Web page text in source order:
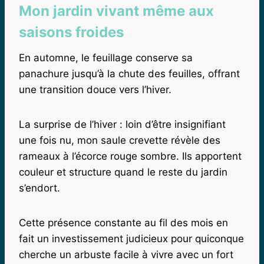
Mon jardin vivant même aux
saisons froides
En automne, le feuillage conserve sa
panachure jusqu’à la chute des feuilles, offrant
une transition douce vers l’hiver.
La surprise de l’hiver : loin d’être insignifiant
une fois nu, mon saule crevette révèle des
rameaux à l’écorce rouge sombre. Ils apportent
couleur et structure quand le reste du jardin
s’endort.
Cette présence constante au fil des mois en
fait un investissement judicieux pour quiconque
cherche un arbuste facile à vivre avec un fort